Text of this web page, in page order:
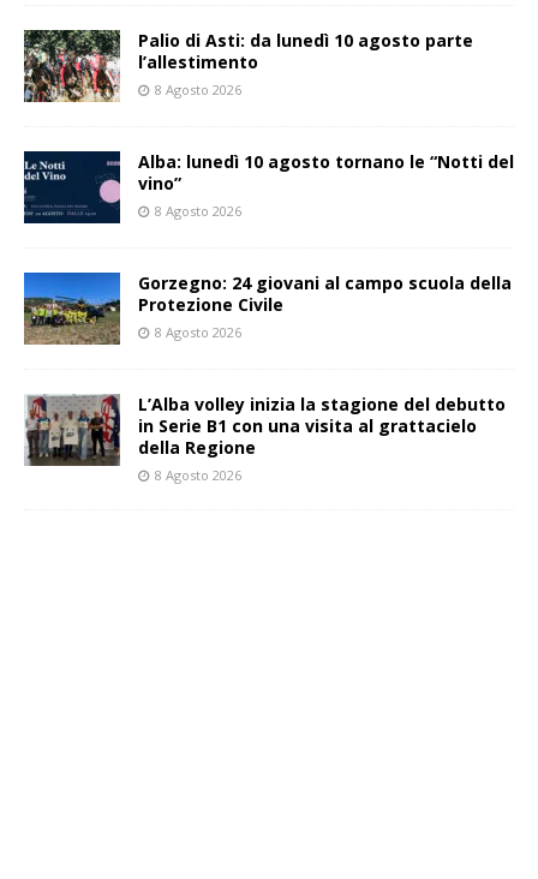
Palio di Asti: da lunedì 10 agosto parte
l’allestimento
8 Agosto 2026
Alba: lunedì 10 agosto tornano le “Notti del
vino”
8 Agosto 2026
Gorzegno: 24 giovani al campo scuola della
Protezione Civile
8 Agosto 2026
L’Alba volley inizia la stagione del debutto
in Serie B1 con una visita al grattacielo
della Regione
8 Agosto 2026